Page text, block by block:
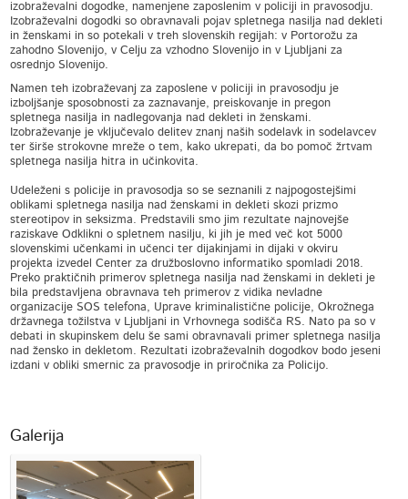
izobraževalni dogodke, namenjene zaposlenim v policiji in pravosodju.
Izobraževalni dogodki so obravnavali pojav spletnega nasilja nad dekleti
in ženskami in so potekali v treh slovenskih regijah: v Portorožu za
zahodno Slovenijo, v Celju za vzhodno Slovenijo in v Ljubljani za
osrednjo Slovenijo.
Namen teh izobraževanj za zaposlene v policiji in pravosodju je
izboljšanje sposobnosti za zaznavanje, preiskovanje in pregon
spletnega nasilja in nadlegovanja nad dekleti in ženskami.
Izobraževanje je vključevalo delitev znanj naših sodelavk in sodelavcev
ter širše strokovne mreže o tem, kako ukrepati, da bo pomoč žrtvam
spletnega nasilja hitra in učinkovita.
Udeleženi s policije in pravosodja so se seznanili z najpogostejšimi
oblikami spletnega nasilja nad ženskami in dekleti skozi prizmo
stereotipov in seksizma. Predstavili smo jim rezultate najnovejše
raziskave Odklikni o spletnem nasilju, ki jih je med več kot 5000
slovenskimi učenkami in učenci ter dijakinjami in dijaki v okviru
projekta izvedel Center za družboslovno informatiko spomladi 2018.
Preko praktičnih primerov spletnega nasilja nad ženskami in dekleti je
bila predstavljena obravnava teh primerov z vidika nevladne
organizacije SOS telefona, Uprave kriminalistične policije, Okrožnega
državnega tožilstva v Ljubljani in Vrhovnega sodišča RS. Nato pa so v
debati in skupinskem delu še sami obravnavali primer spletnega nasilja
nad žensko in dekletom. Rezultati izobraževalnih dogodkov bodo jeseni
izdani v obliki smernic za pravosodje in priročnika za Policijo.
Galerija